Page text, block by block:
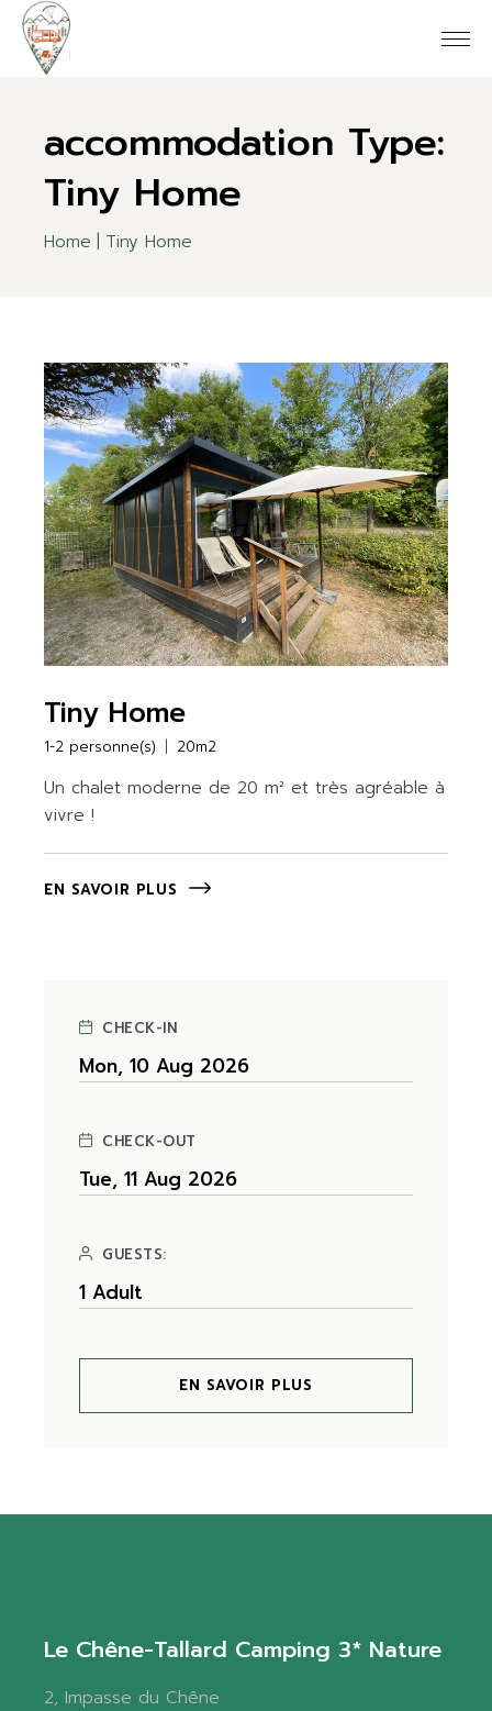
Skip
the
content
accommodation Type:
Tiny Home
Home Tiny Home
Tiny Home
1-2 personne(s) 20m2
Un chalet moderne de 20 m² et très agréable à
vivre !
EN SAVOIR PLUS
CHECK-IN
CHECK-OUT
GUESTS:
EN SAVOIR PLUS
Le Chêne-Tallard Camping 3* Nature
2, Impasse du Chêne